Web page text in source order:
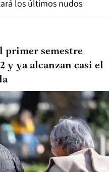
los últimos nudos
primer semestre
y ya alcanzan casi el